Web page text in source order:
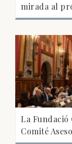
mirada al
La
Comité